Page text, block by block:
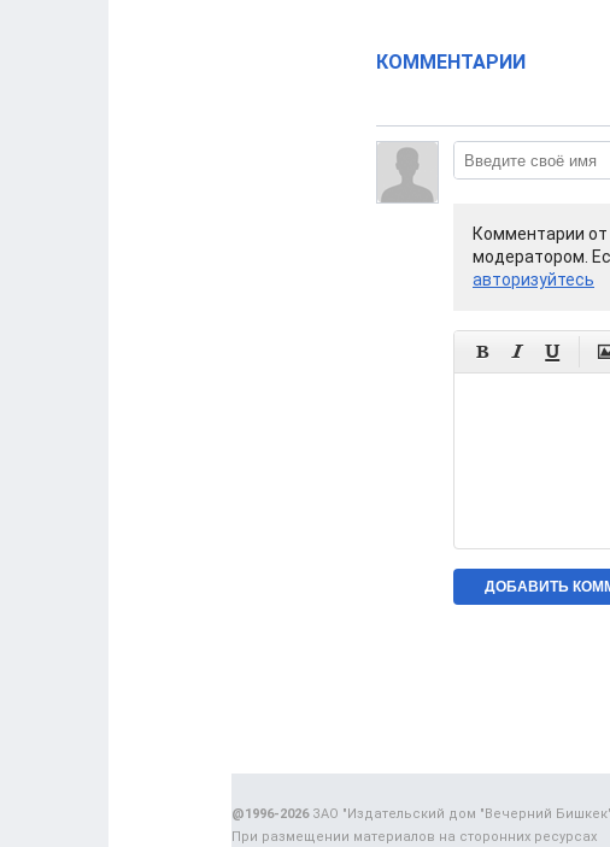
КОММЕНТАРИИ
Комментарии от
модератором.
авторизуйтесь
  
@1996-2026ЗАО "Издательский дом "Вечерний Бишкек"
При размещении материалов на сторонних ресурсах